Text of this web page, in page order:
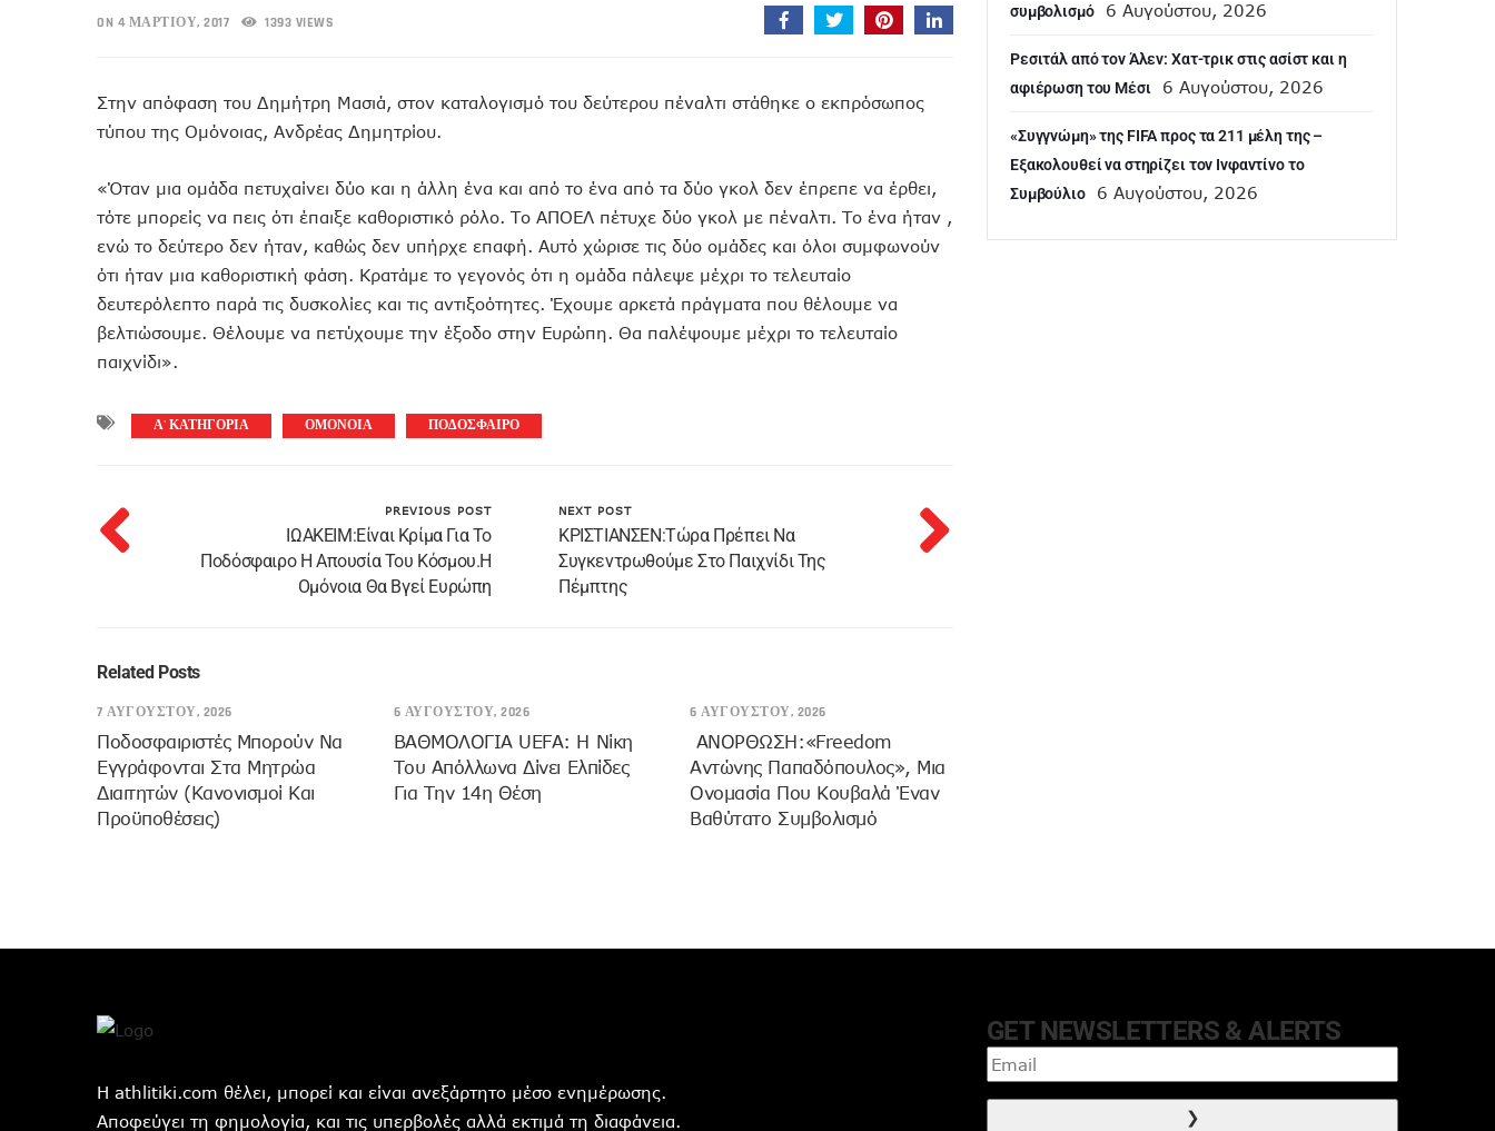
ON 4 ΜΑΡΤΊΟΥ, 2017 1393 VIEWS
Στην απόφαση του Δημήτρη Μασιά, στον καταλογισμό του δεύτερου πέναλτι στάθηκε ο εκπρόσωπος
τύπου της Ομόνοιας, Ανδρέας Δημητρίου.
«Όταν μια ομάδα πετυχαίνει δύο και η άλλη ένα και από το ένα από τα δύο γκολ δεν έπρεπε να έρθει,
τότε μπορείς να πεις ότι έπαιξε καθοριστικό ρόλο. Το ΑΠΟΕΛ πέτυχε δύο γκολ με πέναλτι. Το ένα ήταν ,
ενώ το δεύτερο δεν ήταν, καθώς δεν υπήρχε επαφή. Αυτό χώρισε τις δύο ομάδες και όλοι συμφωνούν
ότι ήταν μια καθοριστική φάση. Κρατάμε το γεγονός ότι η ομάδα πάλεψε μέχρι το τελευταίο
δευτερόλεπτο παρά τις δυσκολίες και τις αντιξοότητες. Έχουμε αρκετά πράγματα που θέλουμε να
βελτιώσουμε. Θέλουμε να πετύχουμε την έξοδο στην Ευρώπη. Θα παλέψουμε μέχρι το τελευταίο
παιχνίδι».
Α' ΚΑΤΗΓΟΡΙΑ ΟΜΟΝΟΙΑ ΠΟΔΟΣΦΑΙΡΟ
PREVIOUS POST
ΙΩΑΚΕΙΜ:Είναι Κρίμα Για Το
Ποδόσφαιρο Η Απουσία Του Κόσμου.Η
Ομόνοια Θα Βγεί Ευρώπη
NEXT POST
ΚΡΙΣΤΙΑΝΣΕΝ:Τώρα Πρέπει Να
Συγκεντρωθούμε Στο Παιχνίδι Της
Πέμπτης
Related Posts
7 ΑΥΓΟΎΣΤΟΥ, 2026
Ποδοσφαιριστές Μπορούν Να
Εγγράφονται Στα Μητρώα
Διαιτητών (κανονισμοί Και
Προϋποθέσεις)
6 ΑΥΓΟΎΣΤΟΥ, 2026
ΒΑΘΜΟΛΟΓΙΑ UEFA: Η Νίκη
Του Απόλλωνα Δίνει Ελπίδες
Για Την 14η Θέση
6 ΑΥΓΟΎΣΤΟΥ, 2026
ANOΡΘΩΣΗ:«Freedom
Αντώνης Παπαδόπουλος», Μια
Ονομασία Που Κουβαλά Έναν
Βαθύτατο Συμβολισμό
συμβολισμό
6 Αυγούστου, 2026
Ρεσιτάλ από τον Άλεν: Χατ-τρικ στις ασίστ και η
αφιέρωση του Μέσι
6 Αυγούστου, 2026
«Συγγνώμη» της FIFA προς τα 211 μέλη της –
Εξακολουθεί να στηρίζει τον Ινφαντίνο το
Συμβούλιο
6 Αυγούστου, 2026
Η athlitiki.com θέλει, μπορεί και είναι ανεξάρτητο μέσο ενημέρωσης.
Αποφεύγει τη φημολογία, και τις υπερβολές αλλά εκτιμά τη διαφάνεια.
GET NEWSLETTERS & ALERTS